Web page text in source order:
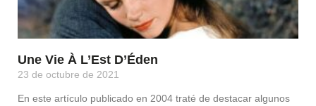
Une Vie À L’Est D’Éden
23 de octubre de 2021
En este artículo publicado en 2004 traté de destacar algunos